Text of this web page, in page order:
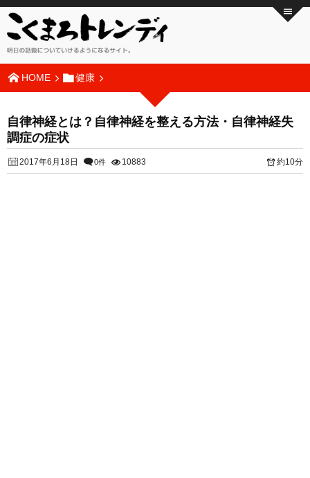
HOME 健康
自律神経とは？自律神経を整える方法・自律神経失
調症の症状
2017年6月18日 0件 10883 約10分